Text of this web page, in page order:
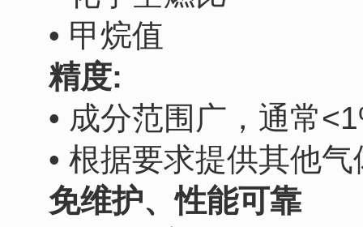
• 甲烷值
精度:
• 成分范围广，通常
• 根据要求提供其他
免维护、性能可靠